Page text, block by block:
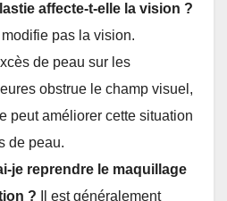
affecte-t-elle la vision ?
modifie pas la vision.
de peau sur les
obstrue le champ visuel,
peut améliorer cette situation
de peau.
je reprendre le maquillage
? Il est généralement